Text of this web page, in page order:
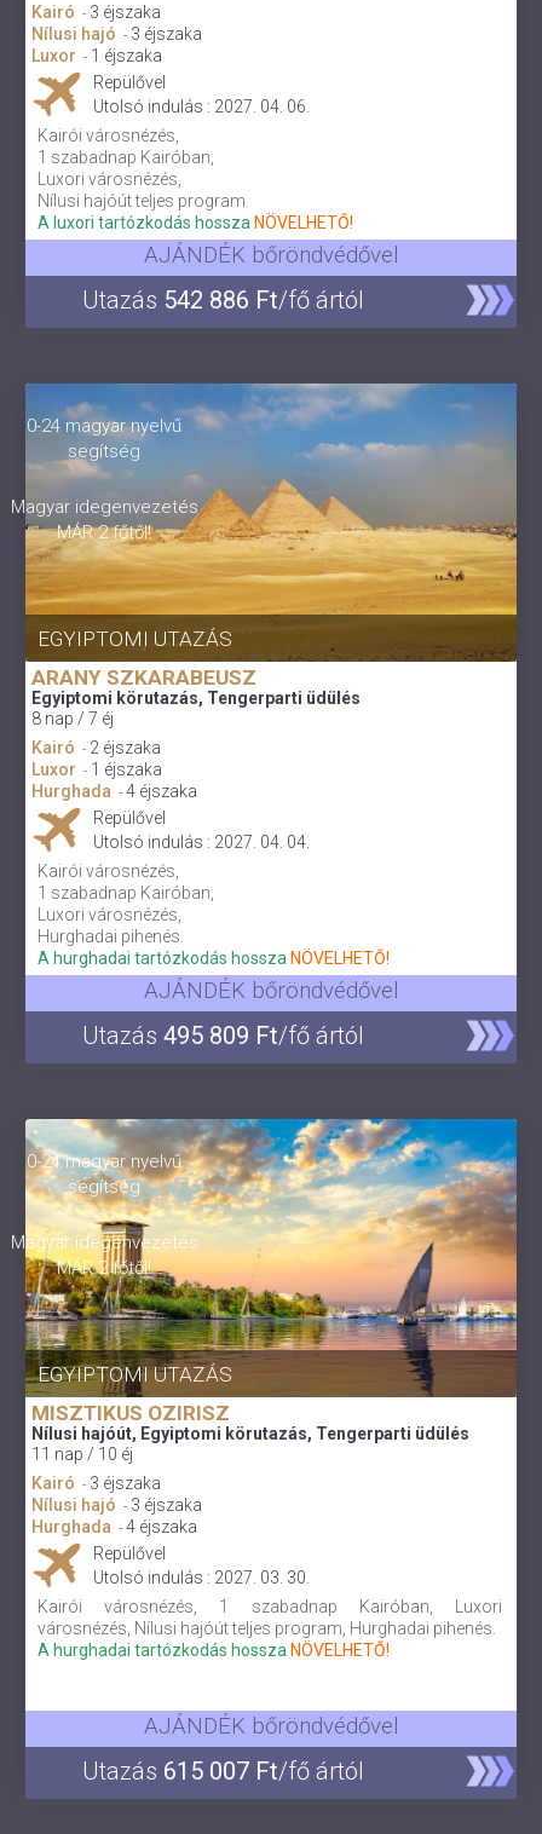
Kairó - 3 éjszaka
Nílusi hajó - 3 éjszaka
Luxor - 1 éjszaka
Repülővel
Utolsó indulás : 2027. 04. 06.
Kairói városnézés,
1 szabadnap Kairóban,
Luxori városnézés,
Nílusi hajóút teljes program.
A luxori tartózkodás hossza NÖVELHETŐ!
AJÁNDÉK bőröndvédővel
Utazás 542 886 Ft/fő ártól
EGYIPTOMI UTAZÁS
0-24 magyar nyelvű
segítség
Magyar idegenvezetés
MÁR 2 főtől!
ARANY SZKARABEUSZ
Egyiptomi körutazás, Tengerparti üdülés
8 nap / 7 éj
Kairó - 2 éjszaka
Luxor - 1 éjszaka
Hurghada - 4 éjszaka
Repülővel
Utolsó indulás : 2027. 04. 04.
Kairói városnézés,
1 szabadnap Kairóban,
Luxori városnézés,
Hurghadai pihenés.
A hurghadai tartózkodás hossza NÖVELHETŐ!
AJÁNDÉK bőröndvédővel
Utazás 495 809 Ft/fő ártól
EGYIPTOMI UTAZÁS
0-24 magyar nyelvű
segítség
Magyar idegenvezetés
MÁR 2 főtől!
MISZTIKUS OZIRISZ
Nílusi hajóút, Egyiptomi körutazás, Tengerparti üdülés
11 nap / 10 éj
Kairó - 3 éjszaka
Nílusi hajó - 3 éjszaka
Hurghada - 4 éjszaka
Repülővel
Utolsó indulás : 2027. 03. 30.
Kairói városnézés, 1 szabadnap Kairóban, Luxori
városnézés, Nílusi hajóút teljes program, Hurghadai pihenés.
A hurghadai tartózkodás hossza NÖVELHETŐ!
AJÁNDÉK bőröndvédővel
Utazás 615 007 Ft/fő ártól